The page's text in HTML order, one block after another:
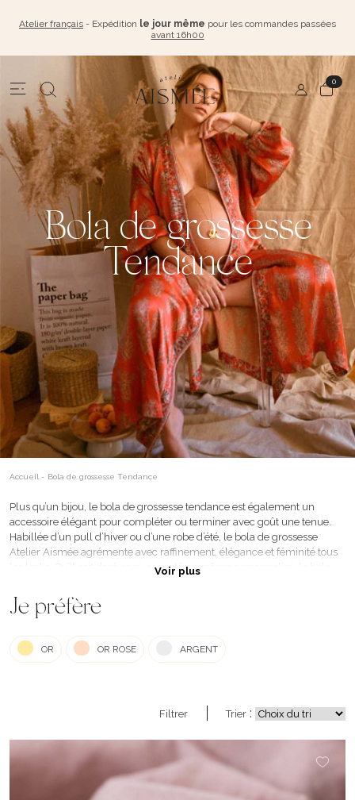
Atelier français - Expédition le jour même pour les commandes passées
avant 16h00
0
Bola de grossesse
Tendance
Accueil - Bola de grossesse Tendance
Plus qu’un bijou, le bola de grossesse tendance est également un
accessoire élégant pour compléter ou terminer avec goût une tenue.
Habillée d’un pull d’hiver ou d’une robe d’été, le bola de grossesse
Atelier Aismée agrémente avec raffinement, élégance et féminité tous
les looks. Qu’il soit doré, rosé, argenté ou même personnalisé, le bola
monté par nos soins dans notre atelier drômois. Nous faisons très
attention aux tendances actuelles pour proposer des bijoux inspirants
de grossesse permet alors d’être toujours à la mode, mais aussi de
un véritable lien avec son bébé
Voir plus
Je préfère
Filtrer Trier :
OR OR ROSE ARGENT